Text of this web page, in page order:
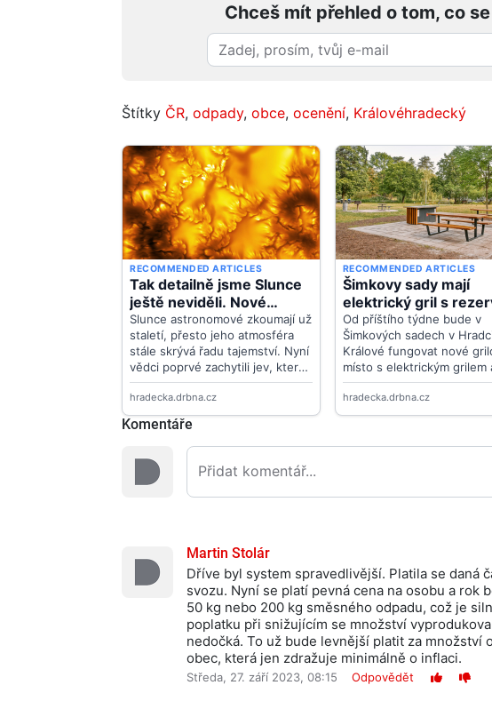
Chceš mít přehled o tom, co
Štítky ČR, odpady, obce, ocenění, Královéhradecký
Komentáře
Martin Stolár
Dříve byl system spravedlivější. Platila se daná
svozu. Nyní se platí pevná cena na osobu a rok
50 kg nebo 200 kg směsného odpadu, což je
poplatku při snižujícím se množství
nedočká. To už bude levnější platit za množství
obec, která jen zdražuje minimálně o inflaci.
Středa, 27. září 2023, 08:15 Odpovědět